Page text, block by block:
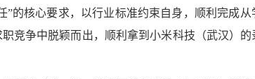
的核心要求，以行业标准约束自身，顺利完成从
竞争中脱颖而出，顺利拿到小米科技（武汉）